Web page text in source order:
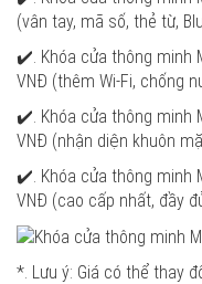
(vân tay, mã số, thẻ từ,
✔️. Khóa cửa thông minh
VNĐ (thêm Wi-Fi, chống
✔️. Khóa cửa thông minh
VNĐ (nhận diện khuôn
✔️. Khóa cửa thông minh
VNĐ (cao cấp nhất, đầy
*. Lưu ý: Giá có thể thay